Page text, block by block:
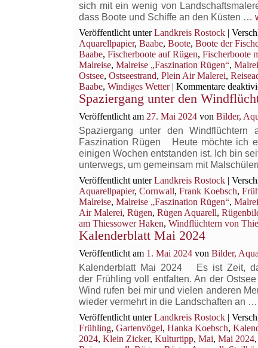
sich mit ein wenig von
dass Boote und Schiffe an den Küsten …
Veröffentlicht unter Landkreis Rostock |
Aquarellpapier, Baabe, Boote, Boote der
Baabe, Fischerboote auf Rügen, Fischerboote
Malreise, Malreise „Faszination Rügen“,
Ostsee, Ostseestrand, Plein Air Malerei,
Baabe, Windiges Wetter | Kommentare
Spaziergang unter den
Veröffentlicht am 27. Mai 2024 von Bilder,
Spaziergang unter den
Faszination Rügen Heute möchte ich
einigen Wochen entstanden ist. Ich bin
unterwegs, um gemeinsam mit
Veröffentlicht unter Landkreis Rostock |
Aquarellpapier, Cornwall, Frank Koebsch,
Malreise, Malreise „Faszination Rügen“,
Air Malerei, Rügen, Rügen Aquarell,
am Thiessower Haken, Windflüchtern von
Kalenderblatt Mai 2024
Veröffentlicht am 1. Mai 2024 von Bilder,
Kalenderblatt Mai 2024 Es ist Zeit,
der Frühling voll entfalten. An der
Wind rufen bei mir und vielen anderen
wieder vermehrt in die Landschaften an …
Veröffentlicht unter Landkreis Rostock |
Frühling, Gartenvögel, Hanka Koebsch,
2024, Klein Zicker, Kulturtipp, Mai, Mai 2024,